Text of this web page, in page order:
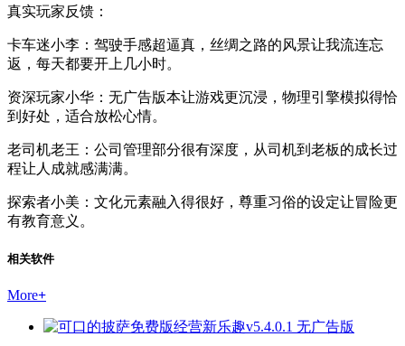
真实玩家反馈：
卡车迷小李：驾驶手感超逼真，丝绸之路的风景让我流连忘
返，每天都要开上几小时。
资深玩家小华：无广告版本让游戏更沉浸，物理引擎模拟得恰
到好处，适合放松心情。
老司机老王：公司管理部分很有深度，从司机到老板的成长过
程让人成就感满满。
探索者小美：文化元素融入得很好，尊重习俗的设定让冒险更
有教育意义。
相关软件
More+